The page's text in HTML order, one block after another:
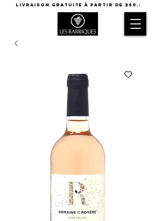
LIVRAISON GRATUITE à partir de 250.-